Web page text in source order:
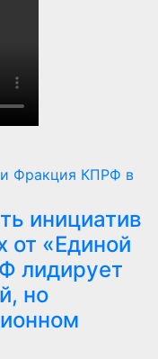
Фракция КПРФ в
инициатив
от «Единой
лидирует
но